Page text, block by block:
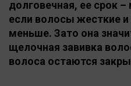
долговечная, ее срок
если волосы жесткие
меньше. Зато она
щелочная завивка
волоса остаются